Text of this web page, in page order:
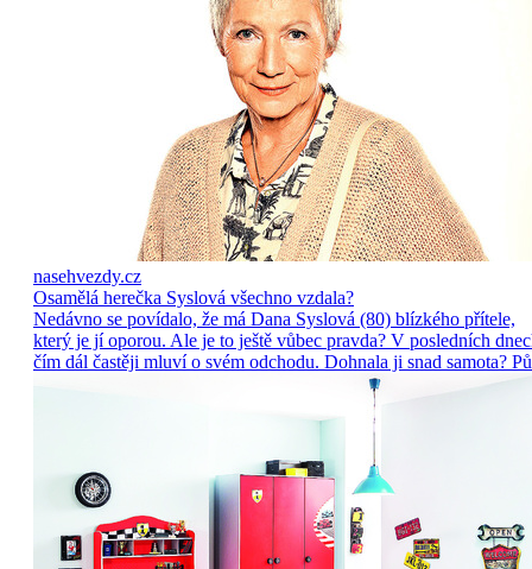
nasehvezdy.cz
Osamělá herečka Syslová všechno vzdala?
Nedávno se povídalo, že má Dana Syslová (80) blízkého přítele,
který je jí oporou. Ale je to ještě vůbec pravda? V posledních
čím dál častěji mluví o svém odchodu. Dohnala ji snad samota?